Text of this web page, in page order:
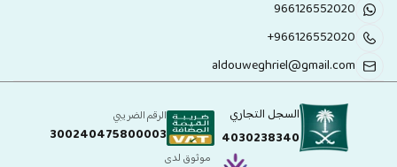
966126552020
+966126552020
aldouweghriel@gmail.com
السجل التجاري
4030238340
الرقم الضريبي
300240475800003
موثوق لدى